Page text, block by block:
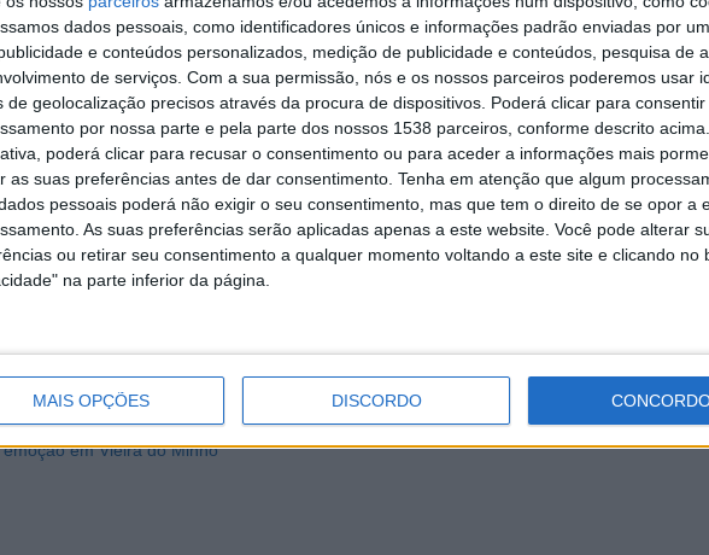
dados pessoais, como identificadores únicos e informações padrão enviadas por
e conteúdos personalizados, medição de publicidade e conteúdos, pesquisa de
de serviços. Com a sua permissão, nós e os nossos parceiros poderemos usar
de geolocalização precisos através da procura de dispositivos. Poderá clicar para consentir
por nossa parte e pela parte dos nossos 1538 parceiros, conforme descrito
poderá clicar para recusar o consentimento ou para aceder a informações mais
as suas preferências antes de dar consentimento. Tenha em atenção que algum
pessoais poderá não exigir o seu consentimento, mas que tem o direito de se opor a
As suas preferências serão aplicadas apenas a este website. Você pode alterar
ou retirar seu consentimento a qualquer momento voltando a este site e clicando no
na parte inferior da página.
MAIS OPÇÕES DISCORDO
em Vieira do Minho